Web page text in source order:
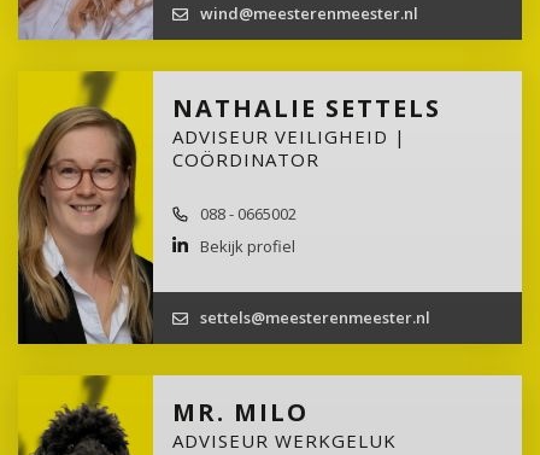
wind@meesterenmeester.nl
NATHALIE SETTELS
ADVISEUR VEILIGHEID |
COÖRDINATOR
088 - 0665002
Bekijk profiel
settels@meesterenmeester.nl
MR. MILO
ADVISEUR WERKGELUK